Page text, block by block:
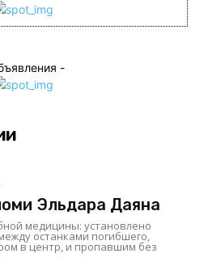
-
Эльдара Даяна
медицины: установлено
останками погибшего,
в центр, и пропавшим без